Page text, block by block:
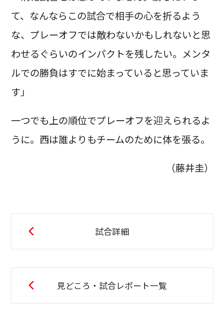
て、なんならこの試合で相手の心を折るよう
な、プレーオフでは敵わないかもしれないと思
わせるぐらいのインパクトを残したい。メンタ
ルでの勝負はすでに始まっていると思っていま
す」
一つでも上の順位でプレーオフを迎えられるよ
うに。西は誰よりもチームのために体を張る。
（藤井圭）
試合詳細
見どころ・試合レポート一覧